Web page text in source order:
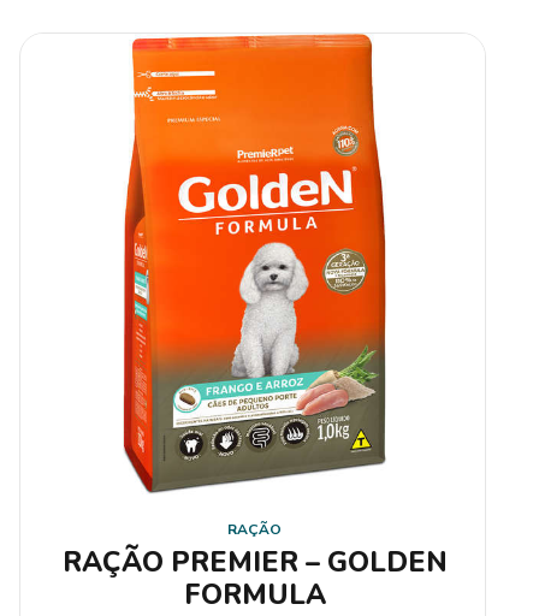
RAÇÃO
RAÇÃO PREMIER – GOLDEN
FORMULA